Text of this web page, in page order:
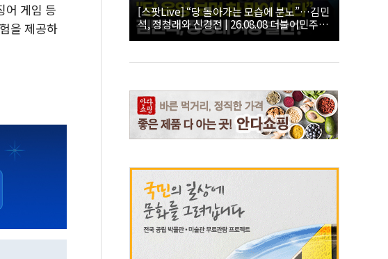
어 게임 등
을 제공하
[스팟Live] “당 돌아가는 모습에 분노”…김민
석, 정청래와 신경전 | 26.08.08 더불어민주당
당대표·최고위원 후보 제주 합동연설회